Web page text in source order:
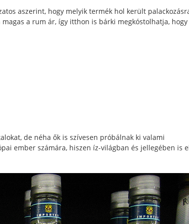
aszerint, hogy melyik termék hol került
a rum ár, így itthon is bárki megkóstolhatja,
de néha ők is szívesen próbálnak ki valami
ember számára, hiszen íz-világban és jellegében is